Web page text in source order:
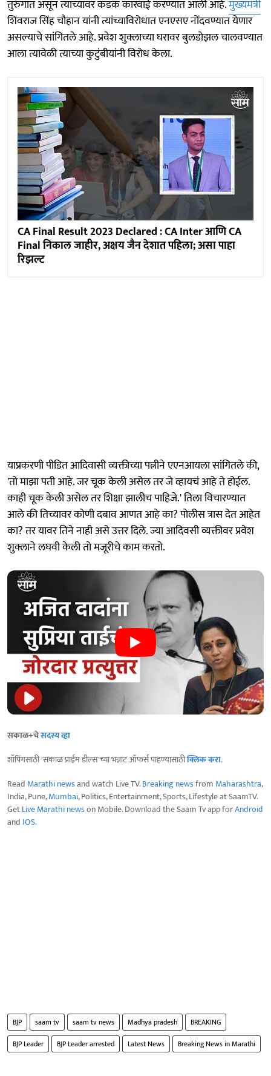
तुरुंगात असून त्याच्यावर कडक कारवाई करण्यात आली आहे.मुख्यमंत्री
शिवराज सिंह चौहान यांनी त्यांच्याविरोधात एनएसए नोंदवण्यात येणार
असल्याचे सांगितले आहे. प्रवेश शुक्लाच्या घरावर बुलडोझल चालवण्यात
आला त्यावेळी त्याच्या कुटुंबीयांनी विरोध केला.
CA Final Result 2023 Declared : CA Inter आणि CA
Final निकाल जाहीर, अक्षय जैन देशात पहिला; असा पाहा
रिझल्ट
याप्रकरणी पीडित आदिवासी व्यक्तीच्या पत्नीने एएनआयला सांगितले की,
'तो माझा पती आहे. जर चूक केली असेल तर जे व्हायचं आहे ते होईल.
काही चूक केली असेल तर शिक्षा झालीच पाहिजे.' तिला विचारण्यात
आले की तिच्यावर कोणी दबाव आणत आहे का? पोलीस त्रास देत आहेत
का? तर यावर तिने नाही असे उत्तर दिले. ज्या आदिवसी व्यक्तीवर प्रवेश
शुक्लाने लघवी केली तो मजूरीचे काम करतो.
सकाळ+चेसदस्य व्हा
शॉपिंगसाठी 'सकाळ प्राईम डील्स'च्या भन्नाट ऑफर्स पाहण्यासाठीक्लिक करा.
Read Marathi newsand watch Live TV.Breaking newsfrom Maharashtra,
India, Pune,Mumbai, Politics, Entertainment, Sports, Lifestyle at SaamTV.
GetLive Marathi newson Mobile. Download the Saam Tv app forAndroid
and IOS.
BJP saam tv saam tv news Madhya pradesh
BREAKING
BJP Leader
BJP Leader arrested Latest News Breaking News in Marathi